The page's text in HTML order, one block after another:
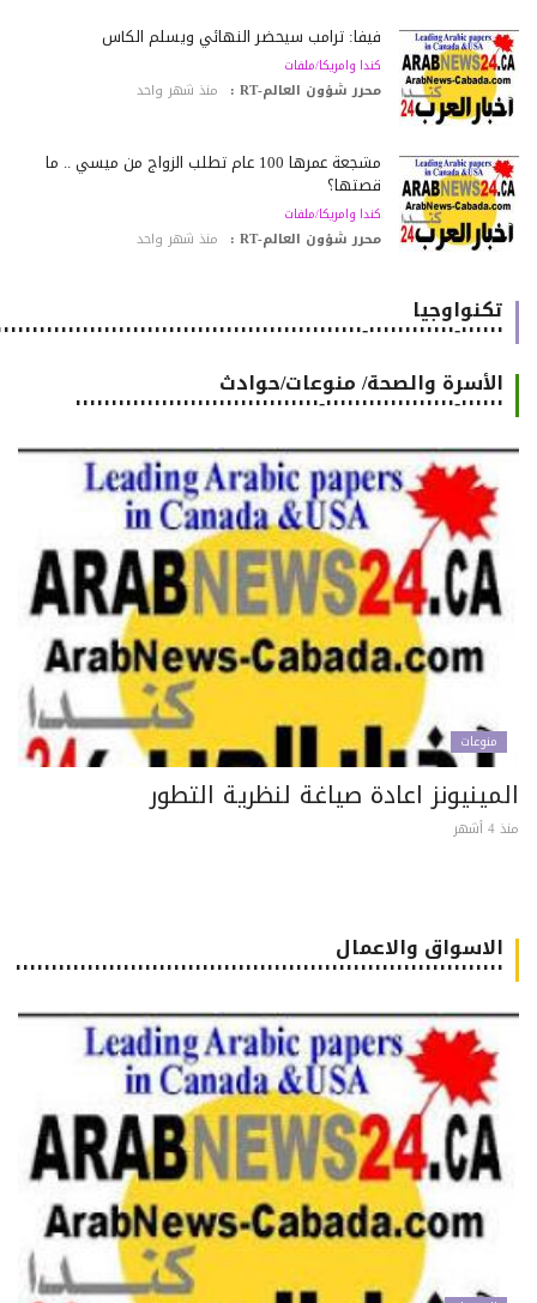
فيفا: ترامب سيحضر النهائي ويسلّم الكأس
كندا وامريكا/ملفات
محرر شؤون العالم-RT : منذ شهر واحد
مشجعة عمرها 100 عام تطلب الزواج من ميسي .. ما
قصتها؟
كندا وامريكا/ملفات
محرر شؤون العالم-RT : منذ شهر واحد
تكنواوجيا
٠٠٠٠٠٠-٠٠٠٠٠٠٠٠٠٠٠٠-٠٠٠٠٠٠٠٠٠٠٠٠٠٠٠٠٠٠٠٠٠٠٠٠٠٠٠٠٠٠٠٠٠٠٠٠٠٠٠٠٠٠٠٠٠٠٠٠٠٠٠٠٠٠
الأسرة والصحة/ منوعات/حوادث
٠٠٠٠٠٠-٠٠٠٠٠٠٠٠٠٠٠٠٠٠٠٠٠٠-٠٠٠٠٠٠٠٠٠٠٠٠٠٠٠٠٠٠٠٠٠٠٠٠٠٠٠٠٠٠٠٠٠٠
منوعات
اعادة صياغة لنظرية التطور
الاسواق والاعمال
٠٠٠٠٠٠٠٠٠٠٠٠٠٠٠٠٠٠٠٠٠٠٠٠٠٠٠٠٠٠٠٠٠٠٠٠٠٠٠٠٠٠٠٠٠٠٠٠٠٠٠٠٠٠٠٠٠٠٠٠٠٠٠٠٠٠٠٠